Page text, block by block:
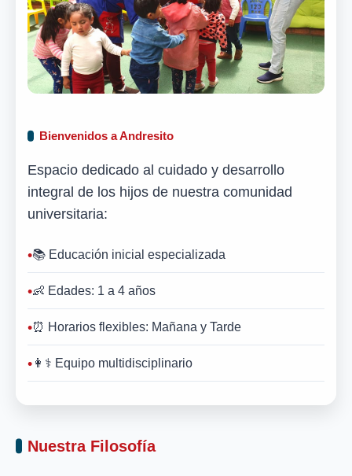
Bienvenidos a Andresito
Espacio dedicado al cuidado y desarrollo
integral de los hijos de nuestra comunidad
universitaria:
📚 Educación inicial especializada
👶 Edades: 1 a 4 años
⏰ Horarios flexibles: Mañana y Tarde
👩⚕️ Equipo multidisciplinario
Nuestra Filosofía